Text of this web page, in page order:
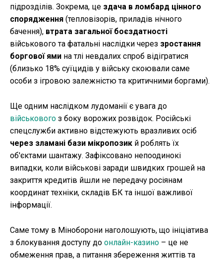
підрозділів. Зокрема, це здача в ломбард цінного
спорядження (тепловізорів, приладів нічного
бачення), втрата загальної боєздатності
військового та фатальні наслідки через зростання
боргової ями на тлі невдалих спроб відігратися
(близько 18% суїцидів у війську скоювали саме
особи з ігровою залежністю та критичними боргами).
Ще одним наслідком лудоманії є увага до
військового з боку ворожих розвідок. Російські
спецслужби активно відстежують вразливих осіб
через зламані бази мікропозик й роблять їх
об'єктами шантажу. Зафіксовано непоодинокі
випадки, коли військові заради швидких грошей на
закриття кредитів йшли не передачу росіянам
координат техніки, складів БК та іншої важливої
інформації.
Саме тому в Міноборони наголошують, що ініціатива
з блокування доступу до онлайн-казино – це не
обмеження прав, а питання збереження життів та